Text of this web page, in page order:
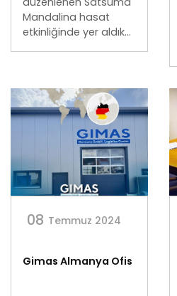
Mandalina hasat
etkinliğinde yer aldık...
08 Temmuz 2024
Gimas Almanya Ofis